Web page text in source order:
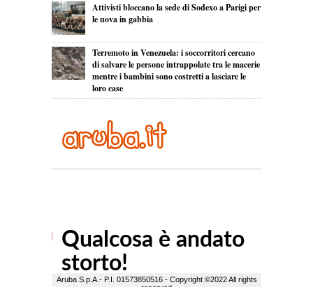
Attivisti bloccano la sede di Sodexo a Parigi per
le uova in gabbia
Terremoto in Venezuela: i soccorritori cercano
di salvare le persone intrappolate tra le macerie
mentre i bambini sono costretti a lasciare le
loro case